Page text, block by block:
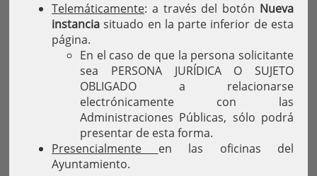
Telemáticamente: a través del botón Nueva
instancia situado en la parte inferior de esta
página.
En el caso de que la persona solicitante
sea PERSONA JURÍDICA O SUJETO
OBLIGADO a relacionarse
electrónicamente con las
Administraciones Públicas, sólo podrá
presentar de esta forma.
Presencialmente en las oficinas del
Ayuntamiento.